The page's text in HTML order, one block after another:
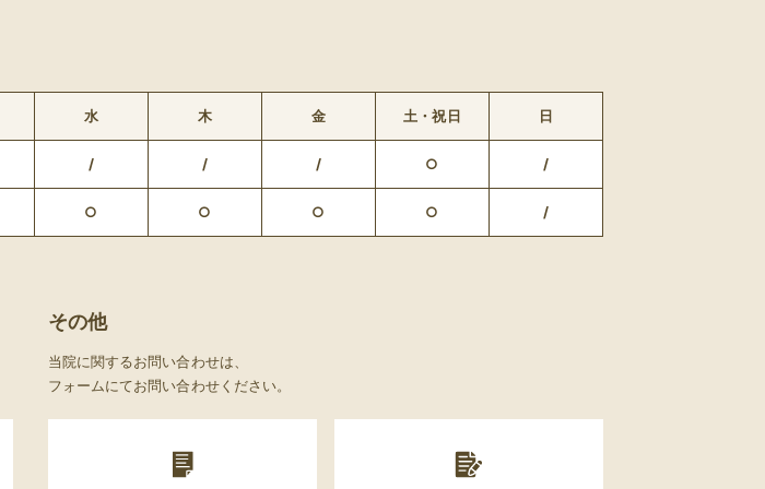
水 木 金 土・祝日 日
/ / / ○ /
○ ○ ○ ○ /
その他
当院に関するお問い合わせは、
フォームにてお問い合わせください。